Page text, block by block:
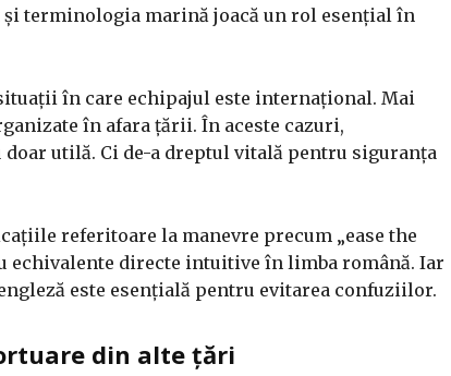
terminologia marină joacă un rol esențial în
în care echipajul este internațional. Mai
în afara țării. În aceste cazuri,
utilă. Ci de-a dreptul vitală pentru siguranța
referitoare la manevre precum „ease the
echivalente directe intuitive în limba română. Iar
este esențială pentru evitarea confuziilor.
din alte țări